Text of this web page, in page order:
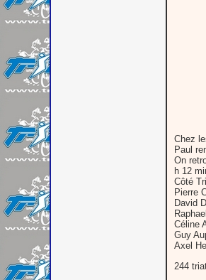
Chez
Paul
On
h 12
Côté
Pierre
David
Céline
Guy
Axel
244